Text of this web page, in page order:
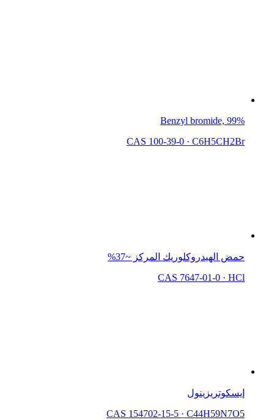
Benzyl bromide, 99%
CAS 100-39-0 · C6H5CH2Br
حمض الهيدروكلوريك المركز ~37%
CAS 7647-01-0 · HCl
إيسكوتريزينول
CAS 154702-15-5 · C44H59N7O5